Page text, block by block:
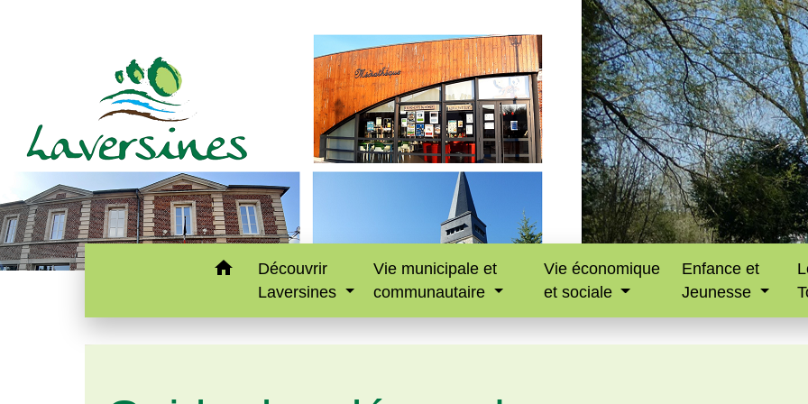
home
Découvrir
Laversines
Vie municipale et
communautaire
Vie économique
et sociale
Enfance et
Jeunesse